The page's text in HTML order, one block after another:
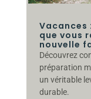
Vacances
que vous
nouvelle
Découvrez
préparation
un véritable
durable.